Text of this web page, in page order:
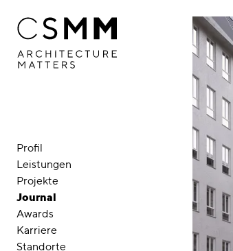
Profil
Leistungen
Projekte
Journal
Awards
Karriere
Standorte